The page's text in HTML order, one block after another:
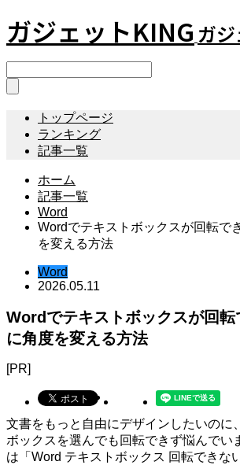
ガジェットKING ガ
トップページ
ランキング
記事一覧
ホーム
記事一覧
Word
Wordでテキストボックスが回転で
を変える方法
Word
2026.05.11
Wordでテキストボックスが回転
に角度を変える方法
[PR]
文書をもっと自由にデザインしたいのに
ボックスを選んでも回転できず悩んでい
は「Word テキストボックス 回転できな